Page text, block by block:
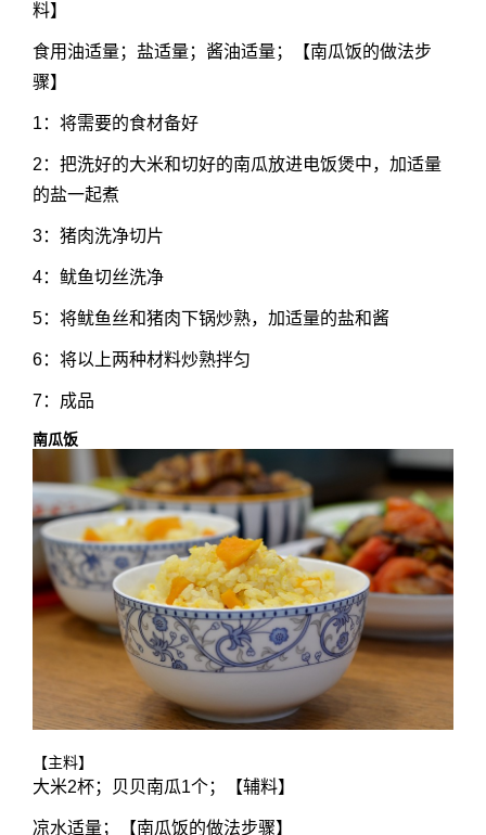
料】
食用油适量；盐适量；酱油适量；【南瓜饭的做法步
骤】
1：将需要的食材备好
2：把洗好的大米和切好的南瓜放进电饭煲中，加适量
的盐一起煮
3：猪肉洗净切片
4：鱿鱼切丝洗净
5：将鱿鱼丝和猪肉下锅炒熟，加适量的盐和酱
6：将以上两种材料炒熟拌匀
7：成品
南瓜饭
【主料】
大米2杯；贝贝南瓜1个；【辅料】
凉水适量；【南瓜饭的做法步骤】